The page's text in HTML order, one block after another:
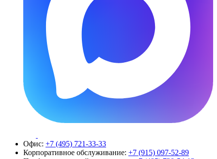
Офис: +7 (495) 721-33-33
Корпоративное обслуживание: +7 (915) 097-52-89